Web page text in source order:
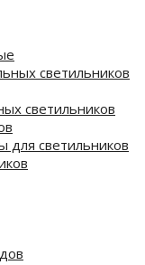
светильников
светильников
для светильников